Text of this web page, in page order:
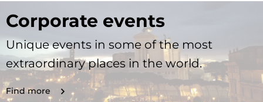
Corporate events
Unique events in some of the most
extraordinary places in the world.
Find more